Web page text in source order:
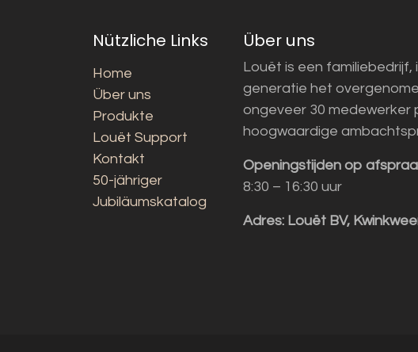
Nützliche Links
Home
Über uns
Produkte
Louët Support
Kontakt
50-jähriger
Jubiläumskatalog
Über uns
Louët is een
generatie het
ongeveer 30 medewerker
hoogwaardige
Openingstijden op
8:30 – 16:30 uur
Adres: Louët BV,